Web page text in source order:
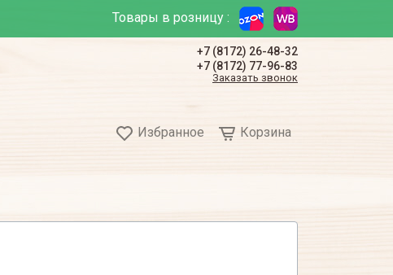
Товары в розницу :
+7 (8172) 26-48-32
+7 (8172) 77-96-83
Заказать звонок
Избранное Корзина